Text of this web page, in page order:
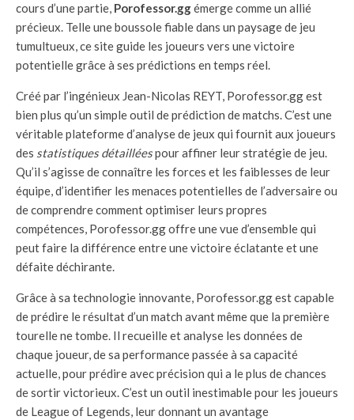
cours d’une partie, Porofessor.ggémerge comme un allié
précieux. Telle une boussole fiable dans un paysage de jeu
tumultueux, ce site guide les joueurs vers une victoire
potentielle grâce à ses prédictions en temps réel.
Créé par l’ingénieux Jean-Nicolas REYT, Porofessor.gg est
bien plus qu’un simple outil de prédiction de matchs. C’est une
véritable plateforme d’analyse de jeux qui fournit aux joueurs
des statistiques détailléespour affiner leur stratégie de jeu.
Qu’il s’agisse de connaître les forces et les faiblesses de leur
équipe, d’identifier les menaces potentielles de l’adversaire ou
de comprendre comment optimiser leurs propres
compétences, Porofessor.gg offre une vue d’ensemble qui
peut faire la différence entre une victoire éclatante et une
défaite déchirante.
Grâce à sa technologie innovante, Porofessor.gg est capable
de prédire le résultat d’un match avant même que la première
tourelle ne tombe. Il recueille et analyse les données de
chaque joueur, de sa performance passée à sa capacité
actuelle, pour prédire avec précision qui a le plus de chances
de sortir victorieux. C’est un outil inestimable pour les joueurs
de League of Legends, leur donnant un avantage